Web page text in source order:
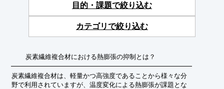
目的・課題で絞り込む
カテゴリで絞り込む
炭素繊維複合材における熱膨張の抑制とは？
炭素繊維複合材は、軽量かつ高強度であることから様々な分
野で利用されていますが、温度変化による熱膨張が課題とな